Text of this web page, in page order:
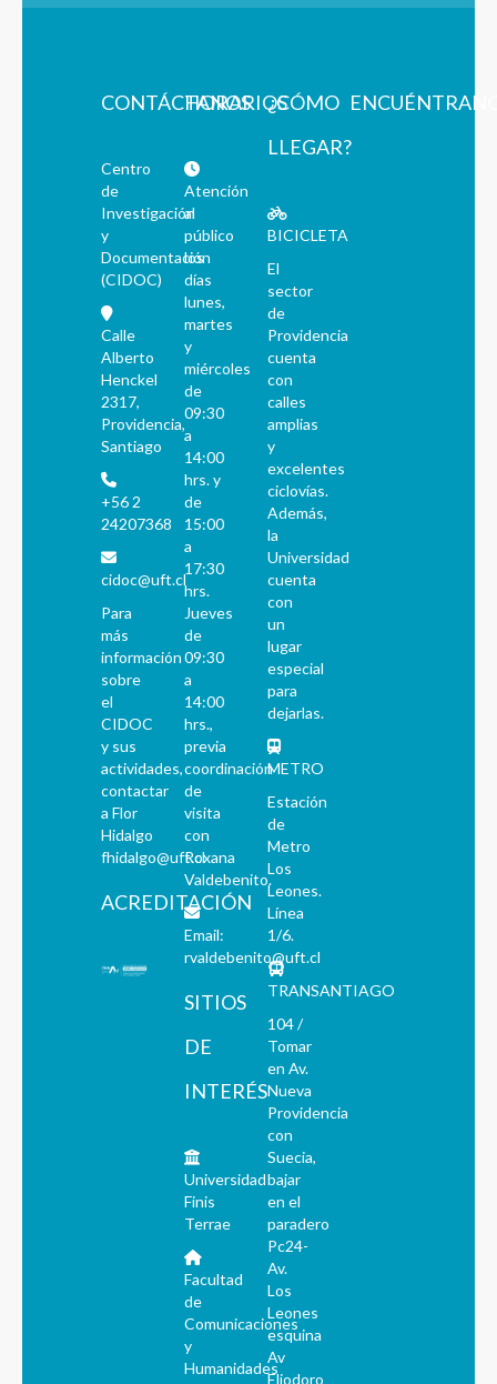
CONTÁCTANOS
Centro
de
Investigación
y
Documentación
(CIDOC)
Calle
Alberto
Henckel
2317,
Providencia,
Santiago
+56 2
24207368
cidoc@uft.cl
Para
más
información
sobre
el
CIDOC
y sus
actividades,
contactar
a Flor
Hidalgo
fhidalgo@uft.cl
ACREDITACIÓN
HORARIOS
Atención
al
público
los
días
lunes,
martes
y
miércoles
de
09:30
a
14:00
hrs. y
de
15:00
a
17:30
hrs.
Jueves
de
09:30
a
14:00
hrs.,
previa
coordinación
de
visita
con
Roxana
Valdebenito.
Email:
rvaldebenito@uft.cl
SITIOS
DE
INTERÉS
Universidad
Finis
Terrae
Facultad
de
Comunicaciones
y
Humanidades
¿CÓMO
LLEGAR?
BICICLETA
El
sector
de
Providencia
cuenta
con
calles
amplias
y
excelentes
ciclovías.
Además,
la
Universidad
cuenta
con
un
lugar
especial
para
dejarlas.
METRO
Estación
de
Metro
Los
Leones.
Línea
1/6.
TRANSANTIAGO
104 /
Tomar
en Av.
Nueva
Providencia
con
Suecia,
bajar
en el
paradero
Pc24-
Av.
Los
Leones
esquina
Av
Eliodoro